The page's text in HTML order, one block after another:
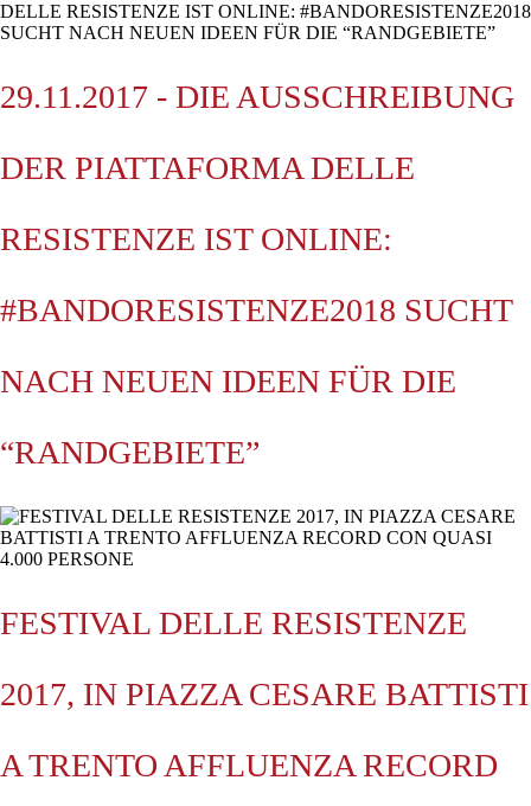
29.11.2017 - DIE AUSSCHREIBUNG
DER PIATTAFORMA DELLE
RESISTENZE IST ONLINE:
#BANDORESISTENZE2018 SUCHT
NACH NEUEN IDEEN FÜR DIE
“RANDGEBIETE”
FESTIVAL DELLE RESISTENZE
2017, IN PIAZZA CESARE BATTISTI
A TRENTO AFFLUENZA RECORD